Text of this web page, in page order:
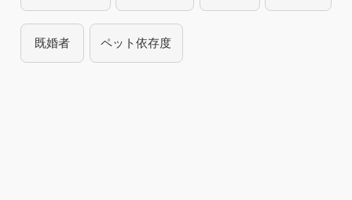
既婚者 ペット依存度